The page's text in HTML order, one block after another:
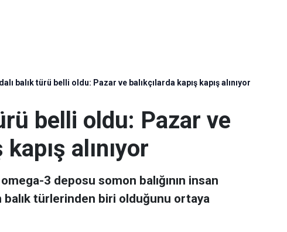
balık türü belli oldu: Pazar ve balıkçılarda kapış kapış alınıyor
belli oldu: Pazar ve
alınıyor
3 deposu somon balığının insan
balık türlerinden biri olduğunu ortaya